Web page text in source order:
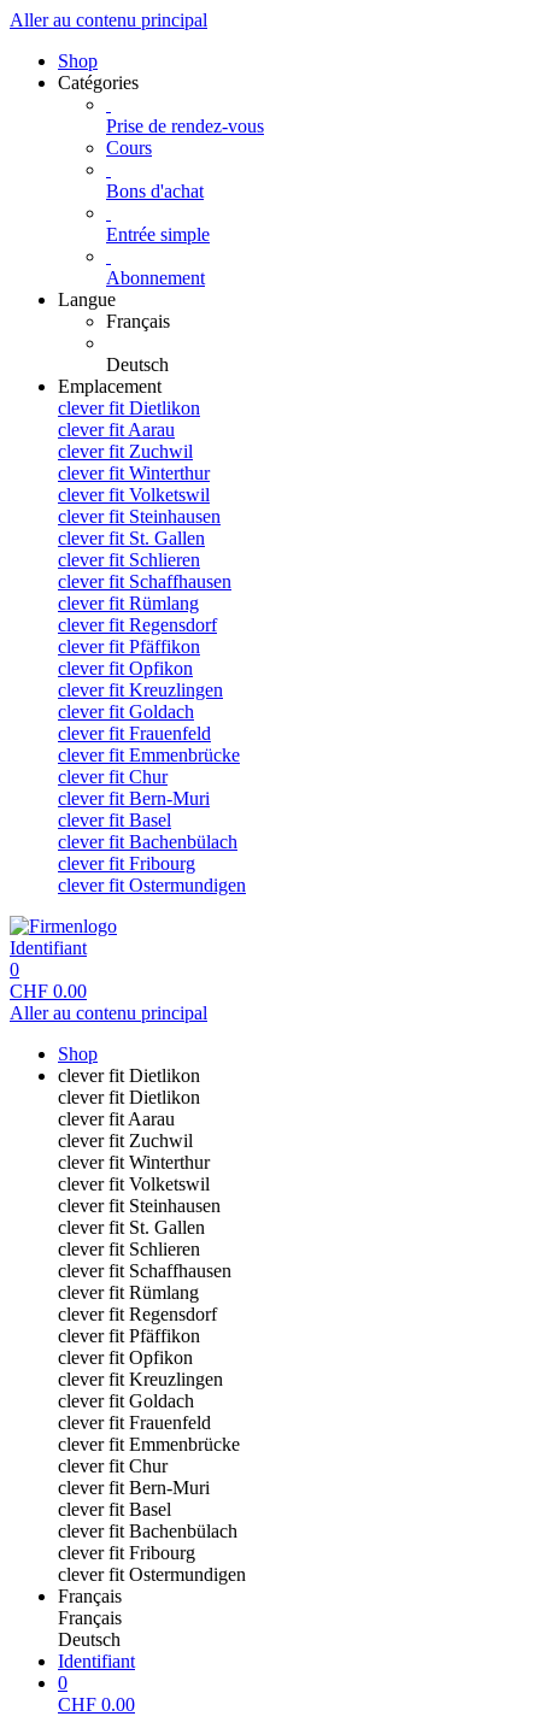
Aller au contenu principal
Shop
Catégories
Prise de rendez-vous
Cours
Bons d'achat
Entrée simple
Abonnement
Langue
Français
Deutsch
Emplacement
clever fit Dietlikon
clever fit Aarau
clever fit Zuchwil
clever fit Winterthur
clever fit Volketswil
clever fit Steinhausen
clever fit St. Gallen
clever fit Schlieren
clever fit Schaffhausen
clever fit Rümlang
clever fit Regensdorf
clever fit Pfäffikon
clever fit Opfikon
clever fit Kreuzlingen
clever fit Goldach
clever fit Frauenfeld
clever fit Emmenbrücke
clever fit Chur
clever fit Bern-Muri
clever fit Basel
clever fit Bachenbülach
clever fit Fribourg
clever fit Ostermundigen
Identifiant
0
CHF 0.00
Aller au contenu principal
Shop
clever fit Dietlikon
clever fit Dietlikon
clever fit Aarau
clever fit Zuchwil
clever fit Winterthur
clever fit Volketswil
clever fit Steinhausen
clever fit St. Gallen
clever fit Schlieren
clever fit Schaffhausen
clever fit Rümlang
clever fit Regensdorf
clever fit Pfäffikon
clever fit Opfikon
clever fit Kreuzlingen
clever fit Goldach
clever fit Frauenfeld
clever fit Emmenbrücke
clever fit Chur
clever fit Bern-Muri
clever fit Basel
clever fit Bachenbülach
clever fit Fribourg
clever fit Ostermundigen
Français
Français
Deutsch
Identifiant
0
CHF 0.00